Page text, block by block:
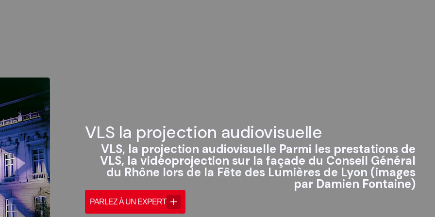
VLS la projection audiovisuelle
VLS, la projection audiovisuelle Parmi les prestations de
VLS, la vidéoprojection sur la façade du Conseil Général
du Rhône lors de la Fête des Lumières de Lyon (images
par Damien Fontaine)
PARLEZ À UN EXPERT